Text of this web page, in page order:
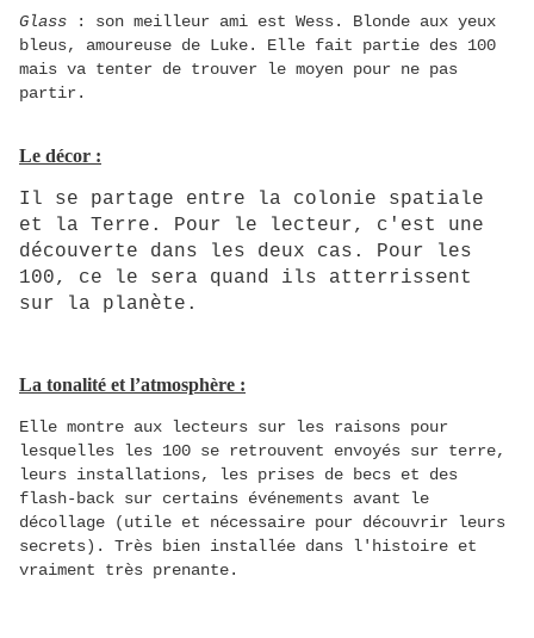
Glass
: son meilleur ami est Wess. Blonde aux yeux
bleus, amoureuse de Luke. Elle fait partie des 100
mais va tenter de trouver le moyen pour ne pas
partir.
Le décor :
Il se partage entre la colonie spatiale
et la Terre. Pour le lecteur, c'est une
découverte dans les deux cas. Pour les
100, ce le sera quand ils atterrissent
sur la planète.
La tonalité et l’atmosphère :
Elle montre aux lecteurs sur les raisons pour
lesquelles les 100 se retrouvent envoyés sur terre,
leurs installations, les prises de becs et des
flash-back sur certains événements avant le
décollage (utile et nécessaire pour découvrir leurs
secrets). Très bien installée dans l'histoire et
vraiment très prenante.